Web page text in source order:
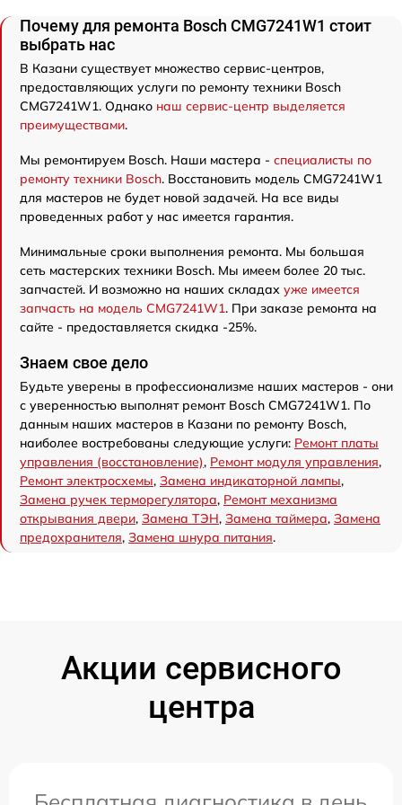
Почему для ремонта Bosch CMG7241W1 стоит
выбрать нас
В Казани существует множество сервис-центров,
предоставляющих услуги по ремонту техники Bosch
CMG7241W1. Однако наш сервис-центр выделяется
преимуществами.
Мы ремонтируем Bosch. Наши мастера - специалисты по
ремонту техники Bosch. Восстановить модель CMG7241W1
для мастеров не будет новой задачей. На все виды
проведенных работ у нас имеется гарантия.
Минимальные сроки выполнения ремонта. Мы большая
сеть мастерских техники Bosch. Мы имеем более 20 тыс.
запчастей. И возможно на наших складах уже имеется
запчасть на модель CMG7241W1. При заказе ремонта на
сайте - предоставляется скидка -25%.
Знаем свое дело
Будьте уверены в профессионализме наших мастеров - они
с уверенностью выполнят ремонт Bosch CMG7241W1. По
данным наших мастеров в Казани по ремонту Bosch,
наиболее востребованы следующие услуги: Ремонт платы
управления (восстановление), Ремонт модуля управления,
Ремонт электросхемы, Замена индикаторной лампы,
Замена ручек терморегулятора, Ремонт механизма
открывания двери, Замена ТЭН, Замена таймера, Замена
предохранителя, Замена шнура питания.
Акции сервисного
центра